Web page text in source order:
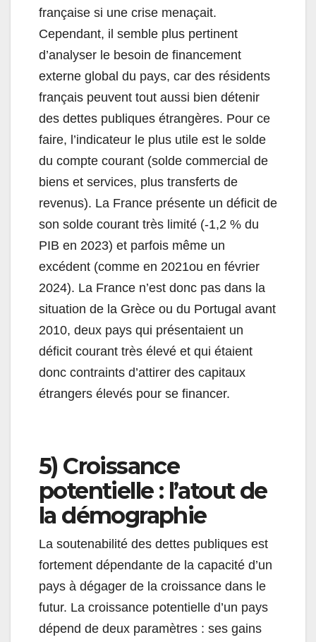
française si une crise menaçait.
Cependant, il semble plus pertinent
d’analyser le besoin de financement
externe global du pays, car des résidents
français peuvent tout aussi bien détenir
des dettes publiques étrangères. Pour ce
faire, l’indicateur le plus utile est le solde
du compte courant (solde commercial de
biens et services, plus transferts de
revenus). La France présente un déficit de
son solde courant très limité (-1,2 % du
PIB en 2023) et parfois même un
excédent (comme en 2021ou en février
2024). La France n’est donc pas dans la
situation de la Grèce ou du Portugal avant
2010, deux pays qui présentaient un
déficit courant très élevé et qui étaient
donc contraints d’attirer des capitaux
étrangers élevés pour se financer.
5) Croissance
potentielle : l’atout de
la démographie
La soutenabilité des dettes publiques est
fortement dépendante de la capacité d’un
pays à dégager de la croissance dans le
futur. La croissance potentielle d’un pays
dépend de deux paramètres : ses gains